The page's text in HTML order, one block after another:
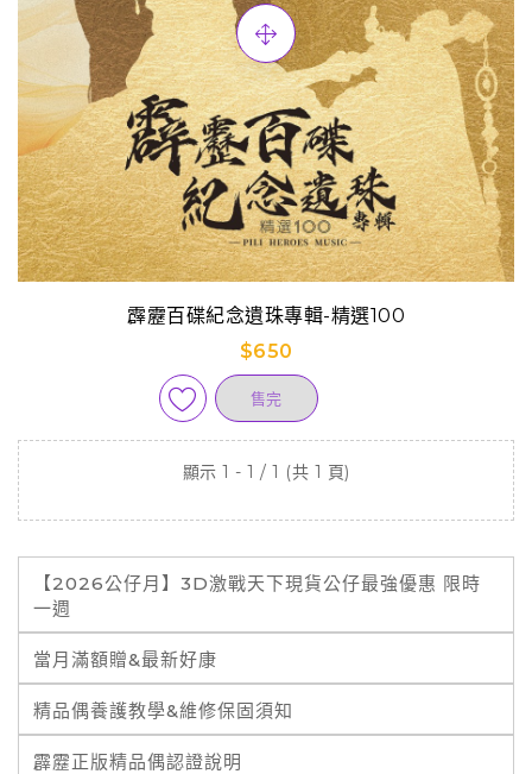
霹靂百碟紀念遺珠專輯-精選100
$650
售完
顯示 1 - 1 / 1 (共 1 頁)
【2026公仔月】3D激戰天下現貨公仔最強優惠 限時
一週
當月滿額贈&最新好康
精品偶養護教學&維修保固須知
霹靂正版精品偶認證說明